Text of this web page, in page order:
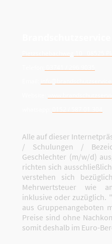
Alle auf dieser
/ Schulungen /
Geschlechter (m/w/d)
richten sich
verstehen sich
Mehrwertsteuer wie
inklusive oder zuzüglich.
aus Gruppenangeboten
Preise sind ohne
somit deshalb im Euro-